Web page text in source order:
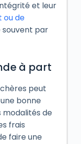
et leur
ou de
souvent par
à part
peut
bonne
de
frais
faire une